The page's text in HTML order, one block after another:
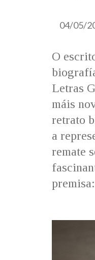
04/05/
O
Letras
máis
retrato
a
remate